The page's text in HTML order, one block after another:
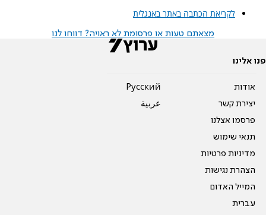
לקריאת הכתבה באתר באנגלית
מצאתם טעות או פרסומת לא ראויה? דווחו לנו
פנו אלינו
אודות
יצירת קשר
פרסמו אצלנו
תנאי שימוש
מדיניות פרטיות
הצהרת נגישות
המייל האדום
עברית
Pусский
عربية